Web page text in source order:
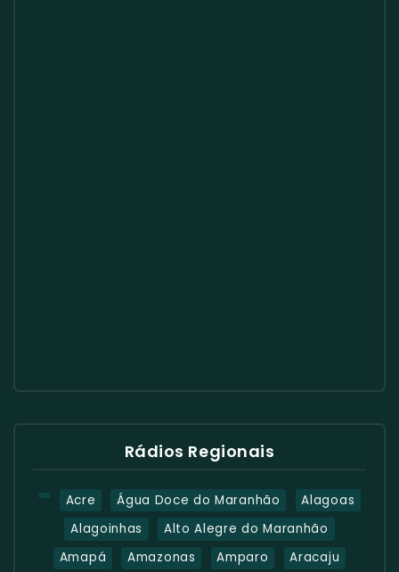
Rádios Regionais
Acre Água Doce do Maranhão
Alagoas
Alagoinhas
Alto Alegre do Maranhão
Amapá
Amazonas Amparo Aracaju